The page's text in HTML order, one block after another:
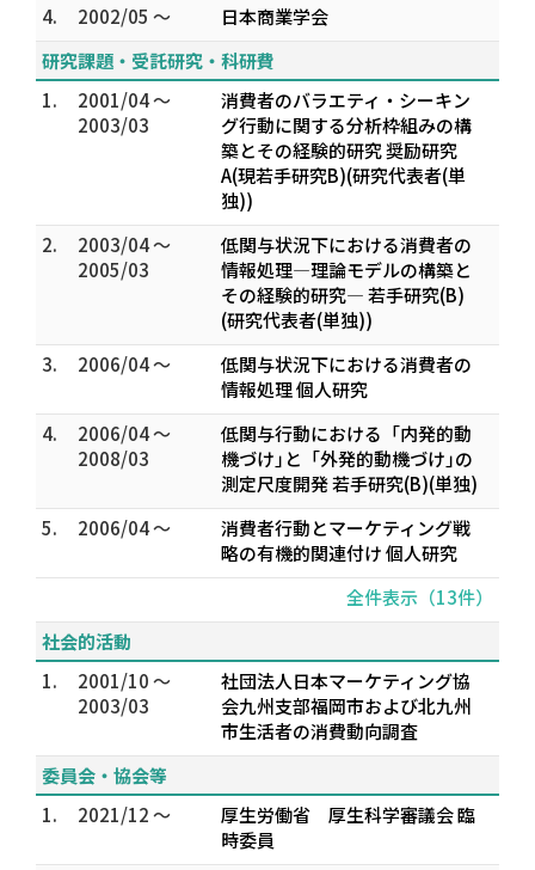
4.
2002/05 ～
日本商業学会
研究課題・受託研究・科研費
1.
2001/04 ～
2003/03
消費者のバラエティ・シーキン
グ行動に関する分析枠組みの構
築とその経験的研究 奨励研究
A(現若手研究B)(研究代表者(単
独))
2.
2003/04 ～
2005/03
低関与状況下における消費者の
情報処理―理論モデルの構築と
その経験的研究― 若手研究(B)
(研究代表者(単独))
3.
2006/04 ～
低関与状況下における消費者の
情報処理 個人研究
4.
2006/04 ～
2008/03
低関与行動における「内発的動
機づけ｣と「外発的動機づけ｣の
測定尺度開発 若手研究(B)(単独)
5.
2006/04 ～
消費者行動とマーケティング戦
略の有機的関連付け 個人研究
全件表示（13件）
社会的活動
1.
2001/10 ～
2003/03
社団法人日本マーケティング協
会九州支部福岡市および北九州
市生活者の消費動向調査
委員会・協会等
1.
2021/12 ～
厚生労働省 厚生科学審議会 臨
時委員